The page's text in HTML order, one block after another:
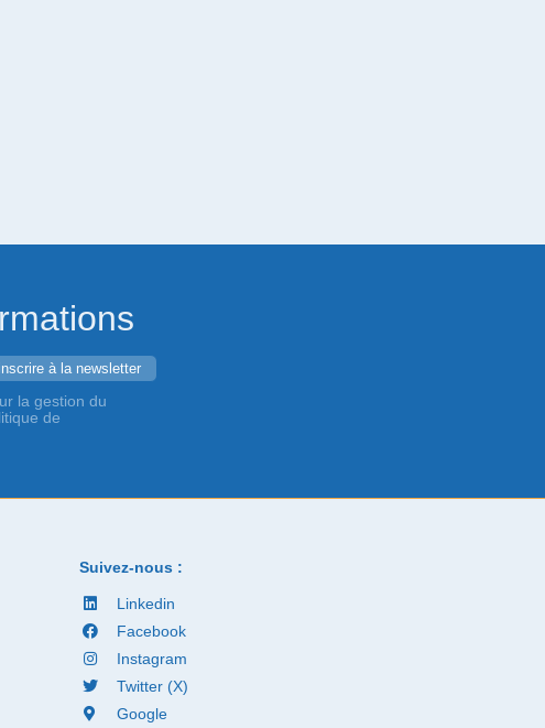
la gestion du
de
Suivez-nous :
Linkedin
Facebook
Instagram
Twitter (X)
Google